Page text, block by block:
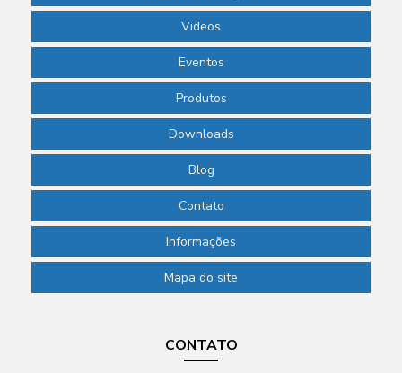
Videos
Eventos
Produtos
Downloads
Blog
Contato
Informações
Mapa do site
CONTATO